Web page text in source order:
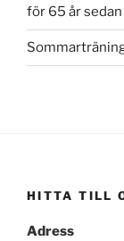
för 65 år sedan
HITTA TILL
Adress